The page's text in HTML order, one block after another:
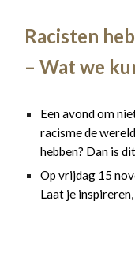
Racisten
– Wat we
Een avond om
racisme de
hebben? Dan is
Op vrijdag 15
Laat je